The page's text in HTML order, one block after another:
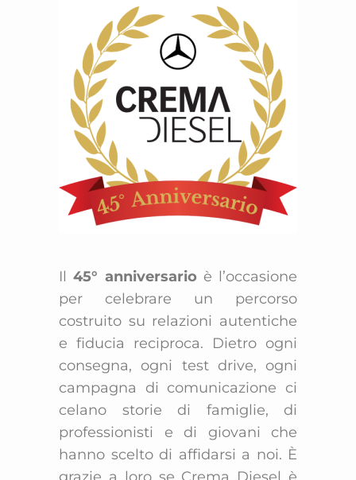
Il45° anniversario è l’occasione
per celebrare un percorso
costruito su relazioni autentiche
e fiducia reciproca. Dietro ogni
consegna, ogni test drive, ogni
campagna di comunicazione ci
celano storie di famiglie, di
professionisti e di giovani che
hanno scelto di affidarsi a noi. È